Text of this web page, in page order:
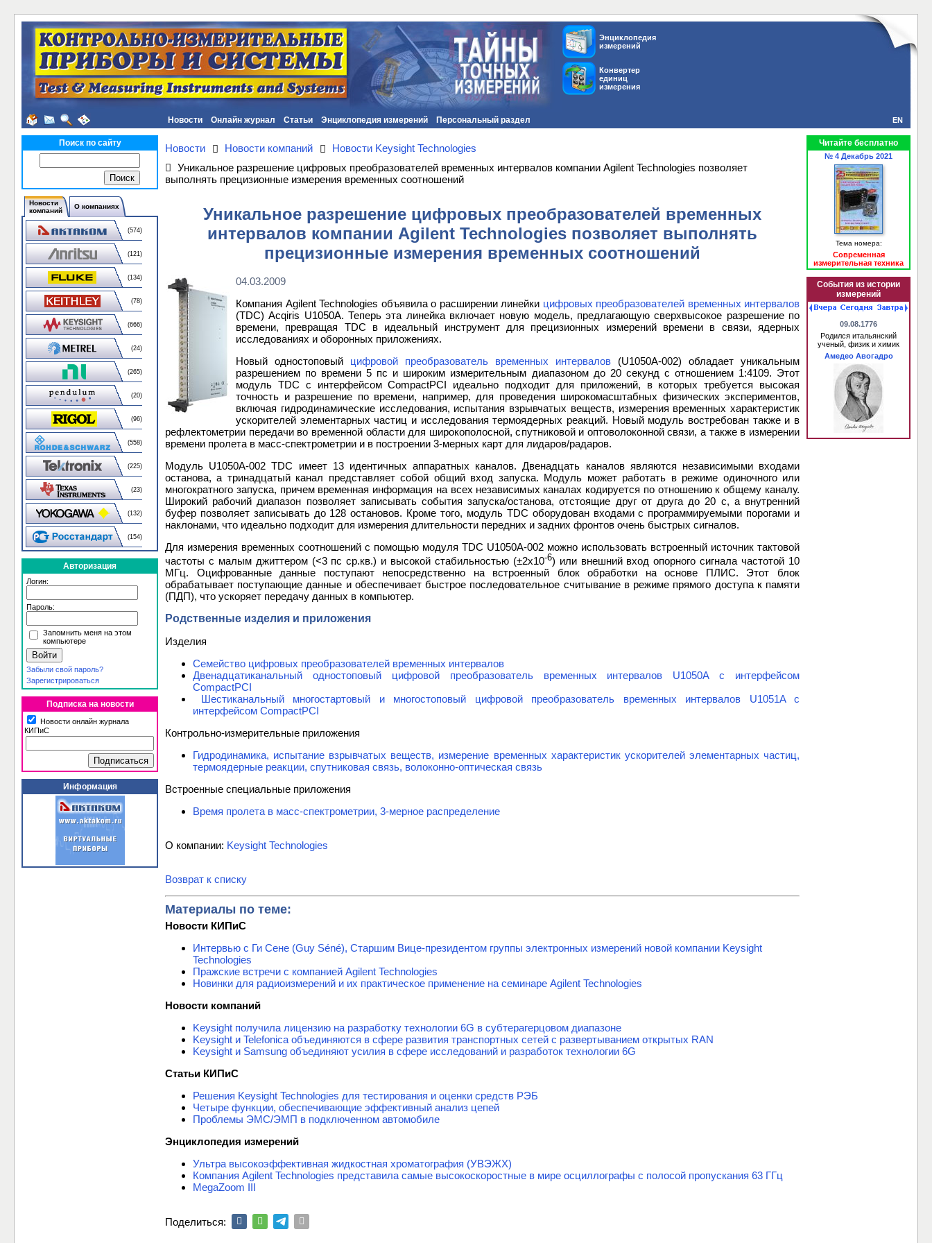
Энциклопедия
измерений
Конвертер
единиц
измерения
Новости Онлайн журнал Статьи Энциклопедия измерений Персональный раздел EN
Поиск по сайту
Новости
компаний
О компаниях
(574)
(121)
(134)
(78)
(666)
(24)
(265)
(20)
(96)
(558)
(225)
(23)
(132)
(154)
Авторизация
Логин:
Пароль:
Запомнить меня на этом
компьютере
Забыли свой пароль?
Зарегистрироваться
Подписка на новости
Новости онлайн журнала
КИПиС
Информация
Новости Новости компаний
Новости Keysight Technologies
Уникальное разрешение цифровых преобразователей временных интервалов компании Agilent Technologies позволяет
выполнять прецизионные измерения временных соотношений
Уникальное разрешение цифровых преобразователей временных
интервалов компании Agilent Technologies позволяет выполнять
прецизионные измерения временных соотношений
04.03.2009
Компания Agilent Technologies объявила о расширении линейки цифровых преобразователей временных интервалов
(TDC) Acqiris U1050A. Теперь эта линейка включает новую модель, предлагающую сверхвысокое разрешение по
времени, превращая TDC в идеальный инструмент для прецизионных измерений времени в связи, ядерных
исследованиях и оборонных приложениях.
Новый одностоповый цифровой преобразователь временных интервалов (U1050A-002) обладает уникальным
разрешением по времени 5 пс и широким измерительным диапазоном до 20 секунд с отношением 1:4109. Этот
модуль TDC с интерфейсом CompactPCI идеально подходит для приложений, в которых требуется высокая
точность и разрешение по времени, например, для проведения широкомасштабных физических экспериментов,
включая гидродинамические исследования, испытания взрывчатых веществ, измерения временных характеристик
ускорителей элементарных частиц и исследования термоядерных реакций. Новый модуль востребован также и в
рефлектометрии передачи во временной области для широкополосной, спутниковой и оптоволоконной связи, а также в измерении
времени пролета в масс-спектрометрии и в построении 3-мерных карт для лидаров/радаров.
Модуль U1050A-002 TDC имеет 13 идентичных аппаратных каналов. Двенадцать каналов являются независимыми входами
останова, а тринадцатый канал представляет собой общий вход запуска. Модуль может работать в режиме одиночного или
многократного запуска, причем временная информация на всех независимых каналах кодируется по отношению к общему каналу.
Широкий рабочий диапазон позволяет записывать события запуска/останова, отстоящие друг от друга до 20 с, а внутренний
буфер позволяет записывать до 128 остановов. Кроме того, модуль TDC оборудован входами с программируемыми порогами и
наклонами, что идеально подходит для измерения длительности передних и задних фронтов очень быстрых сигналов.
Для измерения временных соотношений с помощью модуля TDC U1050A-002 можно использовать встроенный источник тактовой
частоты с малым джиттером (<3 пс ср.кв.) и высокой стабильностью (±2х10-6) или внешний вход опорного сигнала частотой 10
МГц. Оцифрованные данные поступают непосредственно на встроенный блок обработки на основе ПЛИС. Этот блок
обрабатывает поступающие данные и обеспечивает быстрое последовательное считывание в режиме прямого доступа к памяти
(ПДП), что ускоряет передачу данных в компьютер.
Родственные изделия и приложения
Изделия
Семейство цифровых преобразователей временных интервалов
Двенадцатиканальный одностоповый цифровой преобразователь временных интервалов U1050A с интерфейсом
CompactPCI
Шестиканальный многостартовый и многостоповый цифровой преобразователь временных интервалов U1051A с
интерфейсом CompactPCI
Контрольно-измерительные приложения
Гидродинамика, испытание взрывчатых веществ, измерение временных характеристик ускорителей элементарных частиц,
термоядерные реакции, спутниковая связь, волоконно-оптическая связь
Встроенные специальные приложения
Время пролета в масс-спектрометрии, 3-мерное распределение
О компании: Keysight Technologies
Возврат к списку
Материалы по теме:
Новости КИПиС
Интервью с Ги Сене (Guy Séné), Старшим Вице-президентом группы электронных измерений новой компании Keysight
Technologies
Пражские встречи с компанией Agilent Technologies
Новинки для радиоизмерений и их практическое применение на семинаре Agilent Technologies
Новости компаний
Keysight получила лицензию на разработку технологии 6G в субтерагерцовом диапазоне
Keysight и Telefonica объединяются в сфере развития транспортных сетей с развертыванием открытых RAN
Keysight и Samsung объединяют усилия в сфере исследований и разработок технологии 6G
Статьи КИПиС
Решения Keysight Technologies для тестирования и оценки средств РЭБ
Четыре функции, обеспечивающие эффективный анализ цепей
Проблемы ЭМС/ЭМП в подключенном автомобиле
Энциклопедия измерений
Ультра высокоэффективная жидкостная хроматография (УВЭЖХ)
Компания Agilent Technologies представила самые высокоскоростные в мире осциллографы с полосой пропускания 63 ГГц
MegaZoom III
Поделиться:
Читайте бесплатно
№ 4 Декабрь 2021
Тема номера:
Современная
измерительная техника
События из истории
измерений
09.08.1776
Родился итальянский
ученый, физик и химик
Амедео Авогадро